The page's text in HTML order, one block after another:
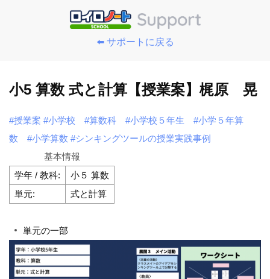
⬅️ サポートに戻る
小5 算数 式と計算【授業案】梶原 晃
#授業案 #小学校 #算数科 #小学校５年生
#小学５年算
数
#小学算数 #シンキングツールの授業実践事例
基本情報
学年 / 教科:
小５ 算数
単元:
式と計算
単元の一部